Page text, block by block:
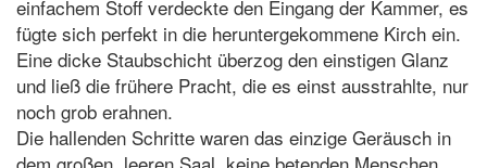
einfachem Stoff verdeckte den Eingang der Kammer, es
fügte sich perfekt in die heruntergekommene Kirch ein.
Eine dicke Staubschicht überzog den einstigen Glanz
und ließ die frühere Pracht, die es einst ausstrahlte, nur
noch grob erahnen.
Die hallenden Schritte waren das einzige Geräusch in